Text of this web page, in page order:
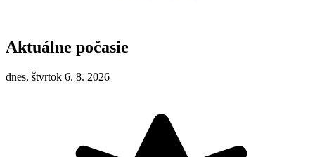
Aktuálne počasie
dnes, štvrtok 6. 8. 2026